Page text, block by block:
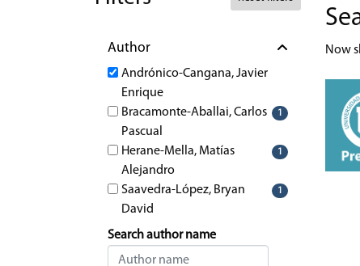
Author
Andrónico-Cangana, Javier
Enrique
1
Bracamonte-Aballai, Carlos
Pascual
1
Herane-Mella, Matías
Alejandro
1
Saavedra-López, Bryan
David
Search author name
Now